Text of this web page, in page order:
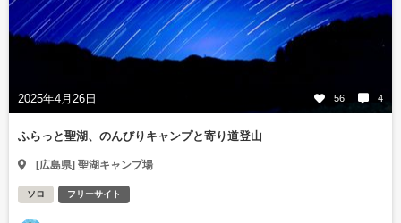
2025年4月26日 56 4
ふらっと聖湖、のんびりキャンプと寄り道登山
[広島県] 聖湖キャンプ場
ソロ フリーサイト